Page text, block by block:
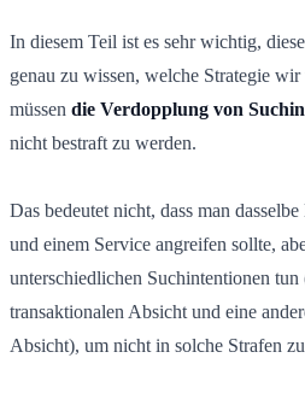
In diesem Teil ist es sehr wichtig,
genau zu wissen, welche Strategie
müssen die Verdopplung von
nicht bestraft zu werden.
Das bedeutet nicht, dass man
und einem Service angreifen sollte,
unterschiedlichen Suchintentionen
transaktionalen Absicht und eine
Absicht), um nicht in solche Strafen